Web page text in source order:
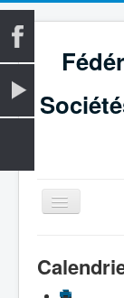
Basculer
la
La